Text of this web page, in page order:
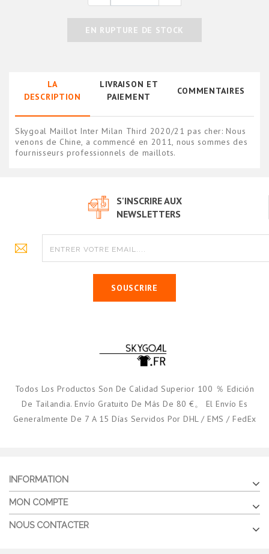
EN RUPTURE DE STOCK
LA
DESCRIPTION
LIVRAISON ET
PAIEMENT
COMMENTAIRES
Skygoal Maillot Inter Milan Third 2020/21 pas cher: Nous
venons de Chine, a commencé en 2011, nous sommes des
fournisseurs professionnels de maillots.
S'INSCRIRE AUX
NEWSLETTERS
SOUSCRIRE
Todos Los Productos Son De Calidad Superior 100 ％ Edición
De Tailandia. Envío Gratuito De Más De 80 €。 El Envío Es
Generalmente De 7 A 15 Días Servidos Por DHL / EMS / FedEx
INFORMATION
MON COMPTE
NOUS CONTACTER